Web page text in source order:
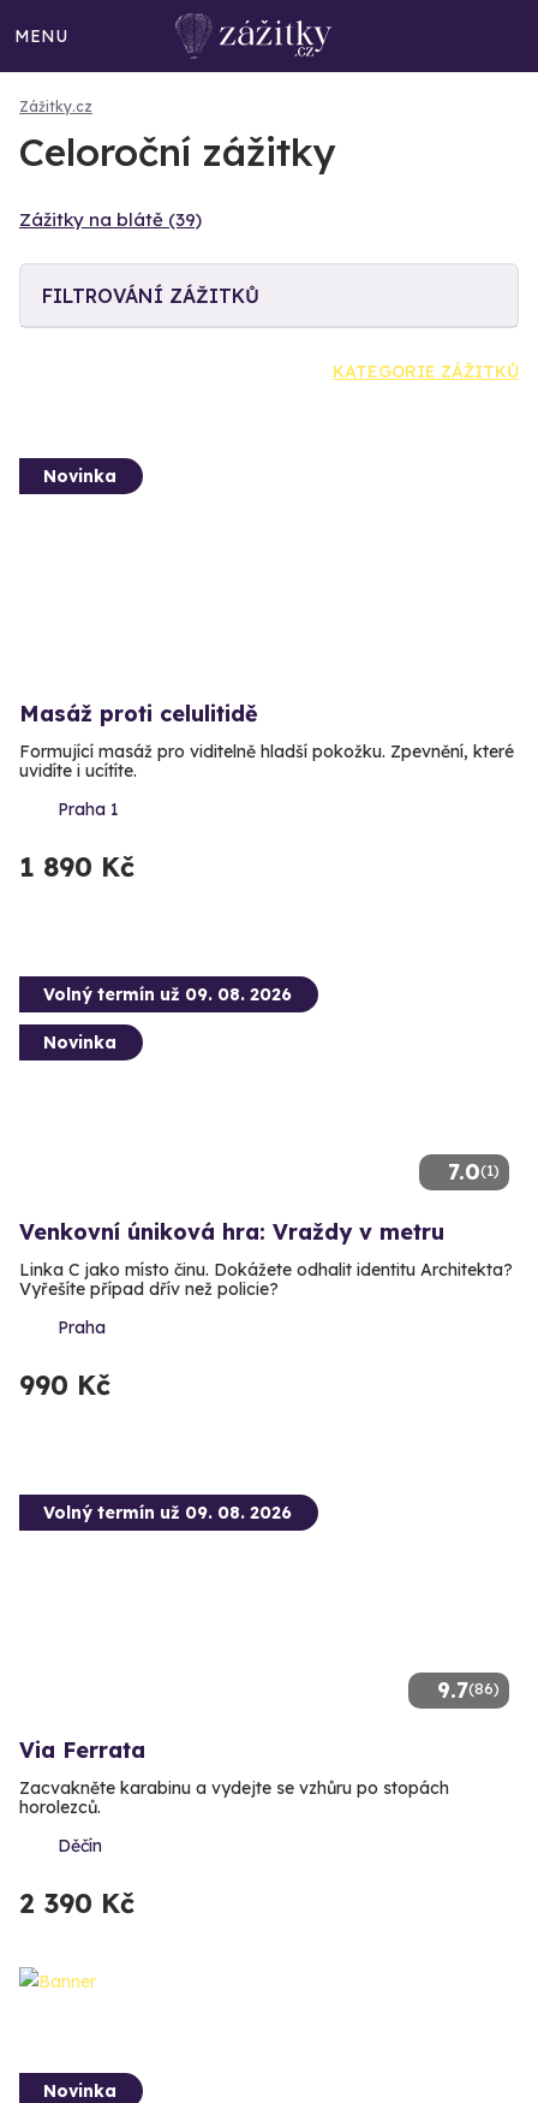
MENU
Zážitky.cz
Celoroční zážitky
Zážitky na blátě (39)
FILTROVÁNÍ ZÁŽITKŮ
KATEGORIE ZÁŽITKŮ
Novinka
Masáž proti celulitidě
Formující masáž pro viditelně hladší pokožku. Zpevnění, které
uvidíte i ucítíte.
Praha 1
1 890 Kč
7.0(1)
Volný termín už 09. 08. 2026
Novinka
Venkovní úniková hra: Vraždy v metru
Linka C jako místo činu. Dokážete odhalit identitu Architekta?
Vyřešíte případ dřív než policie?
Praha
990 Kč
9.7(86)
Volný termín už 09. 08. 2026
Via Ferrata
Zacvakněte karabinu a vydejte se vzhůru po stopách
horolezců.
Děčín
2 390 Kč
Novinka